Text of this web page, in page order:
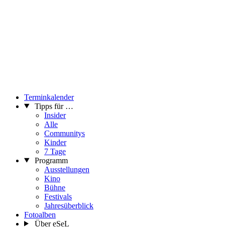
Terminkalender
Tipps für …
Insider
Alle
Communitys
Kinder
7 Tage
Programm
Ausstellungen
Kino
Bühne
Festivals
Jahresüberblick
Fotoalben
Über eSeL